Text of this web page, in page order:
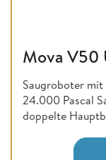
Mova V50
Saugroboter
24.000 Pascal
doppelte